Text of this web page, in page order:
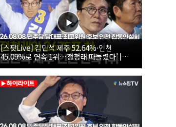
[스팟Live] 김민석 제주 52.64%·인천
45.09%로 연속 1위…정청래 따돌렸다’ |
26.08.08 더불어민주당 당대표·최고위원 후
보 인천 합동연설회